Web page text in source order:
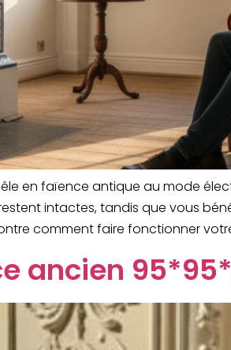
en faïence antique au mode
intactes, tandis que vous
comment faire fonctionner
ancien